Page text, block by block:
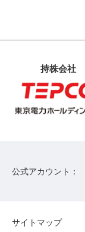
持株会社
公式アカウント：
サイトマップ